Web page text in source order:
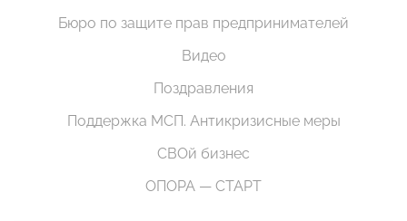
Бюро по защите прав предпринимателей
Видео
Поздравления
Поддержка МСП. Антикризисные меры
СВОй бизнес
ОПОРА — СТАРТ